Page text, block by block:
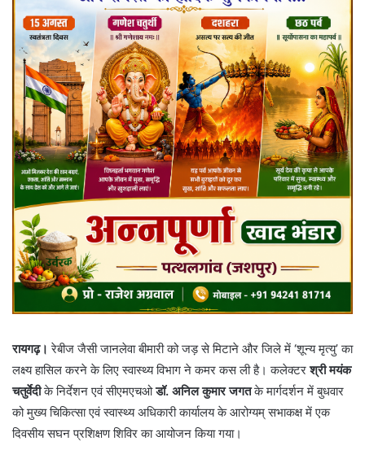
रायगढ़। रेबीज जैसी जानलेवा बीमारी को जड़ से मिटाने और जिले में ‘शून्य मृत्यु’ का
लक्ष्य हासिल करने के लिए स्वास्थ्य विभाग ने कमर कस ली है। कलेक्टरश्री मयंक
चतुर्वेदीके निर्देशन एवं सीएमएचओडॉ. अनिल कुमार जगतके मार्गदर्शन में बुधवार
को मुख्य चिकित्सा एवं स्वास्थ्य अधिकारी कार्यालय के आरोग्यम् सभाकक्ष में एक
दिवसीय सघन प्रशिक्षण शिविर का आयोजन किया गया।